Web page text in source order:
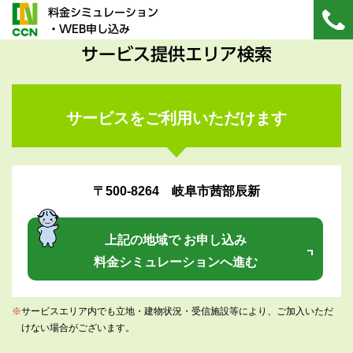
料金シミュレーション
・WEB申し込み
サービス提供エリア検索
サービスをご利用いただけます
〒500-8264 岐阜市茜部辰新
上記の地域で お申し込み
料金シミュレーションへ進む
※サービスエリア内でも立地・建物状況・受信施設等により、ご加入いただ
けない場合がございます。